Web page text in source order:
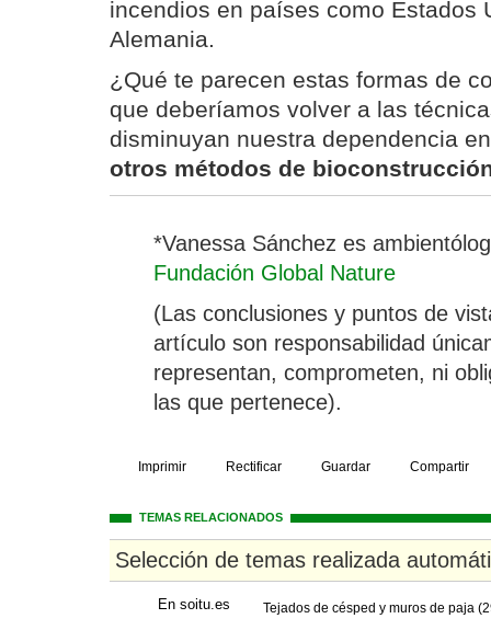
incendios en países como Estados
Alemania.
¿Qué te parecen estas formas de
que deberíamos volver a las
disminuyan nuestra dependencia
otros métodos de
*Vanessa Sánchez es
Fundación Global Nature
(Las conclusiones y puntos de
artículo son responsabilidad
representan, comprometen, ni
las que pertenece).
Imprimir Rectificar Guardar Compartir
TEMAS RELACIONADOS
Selección de temas realizada
En soitu.es Tejados de césped y muros de paja